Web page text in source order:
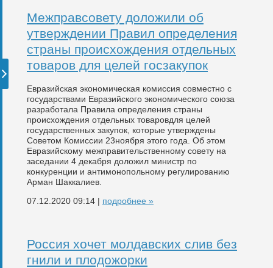
Межправсовету доложили об
утверждении Правил определения
страны происхождения отдельных
товаров для целей госзакупок
Евразийская экономическая комиссия совместно с
государствами Евразийского экономического союза
разработала Правила определения страны
происхождения отдельных товаровдля целей
государственных закупок, которые утверждены
Советом Комиссии 23ноября этого года​. Об этом
Евразийскому межправительственному совету на
заседании 4 декабря доложил министр по
конкуренции и антимонопольному регулированию
Арман Шаккалиев.
07.12.2020 09:14 | подробнее »
Россия хочет молдавских слив без
гнили и плодожорки